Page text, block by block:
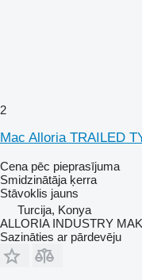
2
Mac Alloria TRAILED
Cena pēc pieprasījuma
Smidzinātāja ķerra
Stāvoklis jauns
Turcija, Konya
ALLORIA INDUSTRY
Sazināties ar pārdevēju